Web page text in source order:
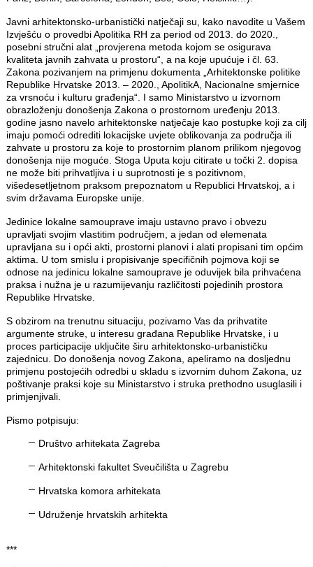
Javni arhitektonsko-urbanistički natječaji su, kako navodite u Vašem
Izvješću o provedbi Apolitika RH za period od 2013. do 2020.,
posebni stručni alat „provjerena metoda kojom se osigurava
kvaliteta javnih zahvata u prostoru“, a na koje upućuje i čl. 63.
Zakona pozivanjem na primjenu dokumenta „Arhitektonske politike
Republike Hrvatske 2013. – 2020., ApolitikA, Nacionalne smjernice
za vrsnoću i kulturu građenja“. I samo Ministarstvo u izvornom
obrazloženju donošenja Zakona o prostornom uređenju 2013.
godine jasno navelo arhitektonske natječaje kao postupke koji za cilj
imaju pomoći odrediti lokacijske uvjete oblikovanja za područja ili
zahvate u prostoru za koje to prostornim planom prilikom njegovog
donošenja nije moguće. Stoga Uputa koju citirate u točki 2. dopisa
ne može biti prihvatljiva i u suprotnosti je s pozitivnom,
višedesetljetnom praksom prepoznatom u Republici Hrvatskoj, a i
svim državama Europske unije.
Jedinice lokalne samouprave imaju ustavno pravo i obvezu
upravljati svojim vlastitim područjem, a jedan od elemenata
upravljana su i opći akti, prostorni planovi i alati propisani tim općim
aktima. U tom smislu i propisivanje specifičnih pojmova koji se
odnose na jedinicu lokalne samouprave je oduvijek bila prihvaćena
praksa i nužna je u razumijevanju različitosti pojedinih prostora
Republike Hrvatske.
S obzirom na trenutnu situaciju, pozivamo Vas da prihvatite
argumente struke, u interesu građana Republike Hrvatske, i u
proces participacije uključite širu arhitektonsko-urbanističku
zajednicu. Do donošenja novog Zakona, apeliramo na dosljednu
primjenu postojećih odredbi u skladu s izvornim duhom Zakona, uz
poštivanje praksi koje su Ministarstvo i struka prethodno usuglasili i
primjenjivali.
Pismo potpisuju:
Društvo arhitekata Zagreba
Arhitektonski fakultet Sveučilišta u Zagrebu
Hrvatska komora arhitekata
Udruženje hrvatskih arhitekta
***